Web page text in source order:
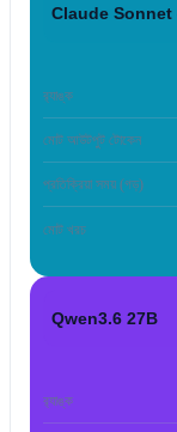
Claude Sonnet
র‍্যাঙ্ক
মোট আউটপুট টোকেন
প্রতিক্রিয়া সময় (গড়)
মোট খরচ
Qwen3.6 27B
র‍্যাঙ্ক